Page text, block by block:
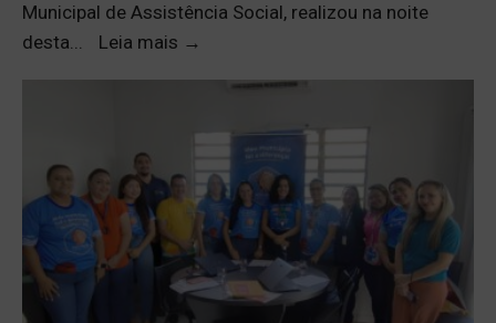
Municipal de Assistência Social, realizou na noite
desta... Leia mais →